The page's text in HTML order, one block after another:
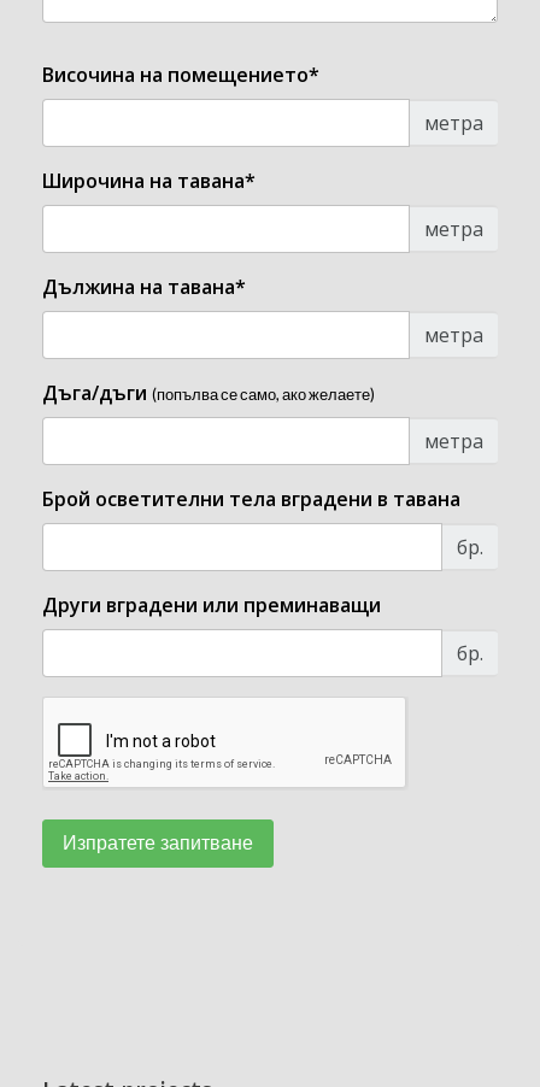
Височина на помещението*
метра
Широчина на тавана*
метра
Дължина на тавана*
метра
Дъга/дъги (попълва се само, ако желаете)
метра
Брой осветителни тела вградени в тавана
бр.
Други вградени или преминаващи
бр.